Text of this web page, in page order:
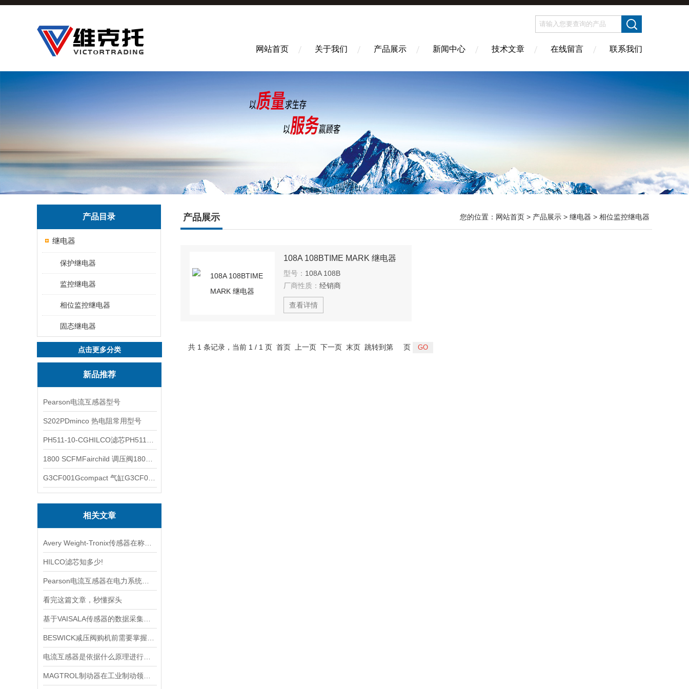
网站首页 关于我们 产品展示 新闻中心 技术文章 在线留言 联系我们
产品目录
继电器
保护继电器
监控继电器
相位监控继电器
固态继电器
点击更多分类
新品推荐
Pearson电流互感器型号
S202PDminco 热电阻常用型号
相关文章
HILCO滤芯知多少!
看完这篇文章，秒懂探头
产品展示 您的位置： 网站首页 > 产品展示 > 继电器 > 相位监控继电器
108A 108BTIME MARK 继电器
型号： 108A 108B
厂商性质： 经销商
查看详情
共 1 条记录，当前 1 / 1 页 首页 上一页 下一页 末页 跳转到第 页